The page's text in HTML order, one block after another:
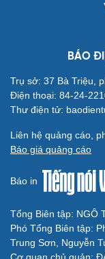
BÁO
Trụ sở: 37 Bà Triệu,
Điện thoại: 84-24-
Thư điện tử:
Liên hệ quảng cáo,
Báo giá quảng cáo
Báo in
Tổng Biên tập: NGÔ
Phó Tổng Biên tập:
Trung Sơn, Nguyễn
Cơ quan chủ quản: